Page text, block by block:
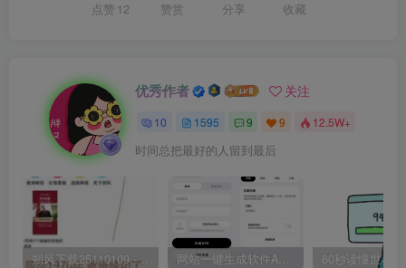
点赞 12 赞赏 分享 收藏
优秀作者 关注
10 1595 9 9 12.5W+
时间总把最好的人留到最后
朔风下载25110109 -磁力下载神器-去VIP限制版本 网站一键生成软件APP 完美版 同时支持打包html文件